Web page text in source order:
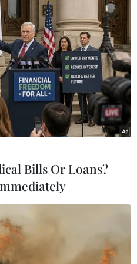
COVID-19
19
Bills Or Loans?